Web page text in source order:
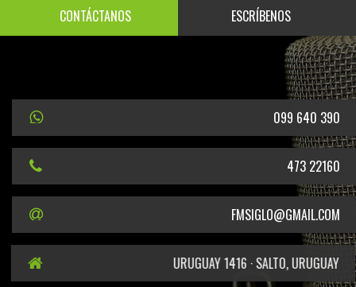
CONTÁCTANOS ESCRÍBENOS
099 640 390
473 22160
FMSIGLO@GMAIL.COM
URUGUAY 1416 · SALTO, URUGUAY